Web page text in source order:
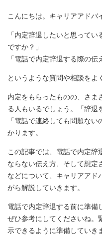
こんにちは。キャリアアドバ
「内定辞退したいと思って
ですか？」
「電話で内定辞退する際の伝
というような質問や相談をよ
内定をもらったものの、さま
る人もいるでしょう。「辞退
「電話で連絡しても問題な
かります。
この記事では、電話で内定辞
ならない伝え方、そして想定
などについて、キャリアアド
がら解説していきます。
電話で内定辞退する前に準備
ぜひ参考にしてくださいね。
示できるように準備していき